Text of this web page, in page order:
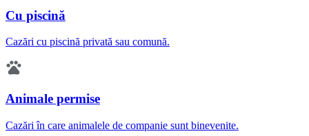
Cu piscină
Cazări cu piscină privată sau comună.
Animale permise
Cazări în care animalele de companie sunt binevenite.